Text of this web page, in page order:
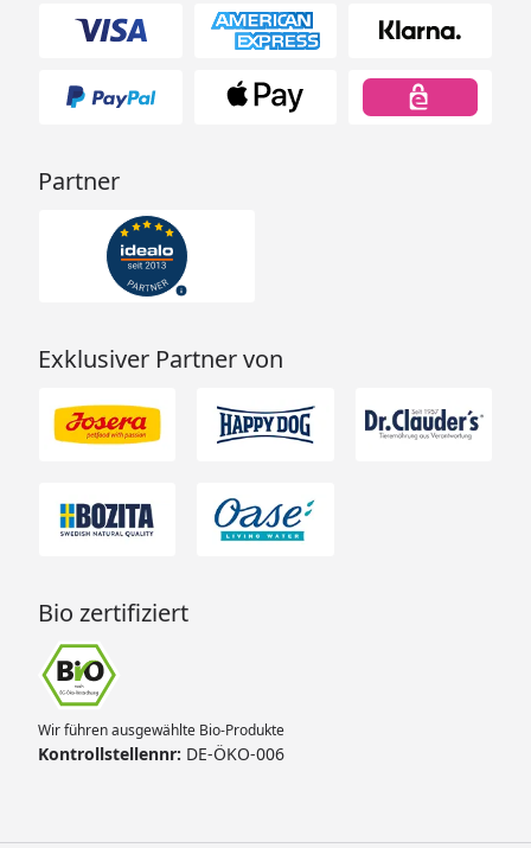
Partner
Exklusiver Partner von
Bio zertifiziert
Wir führen ausgewählte Bio-Produkte
Kontrollstellennr: DE-ÖKO-006